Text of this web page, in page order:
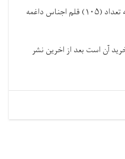
ریاست پوهنتون بغلان در نظر دارد که به تعداد (۱۰۵) قلم اجناس داغمه
آن است بعد از اخرین نشر